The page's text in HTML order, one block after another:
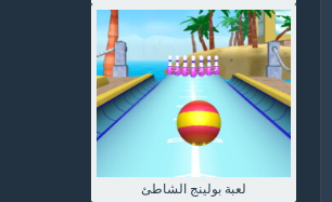
لعبة بولينج الشاطئ